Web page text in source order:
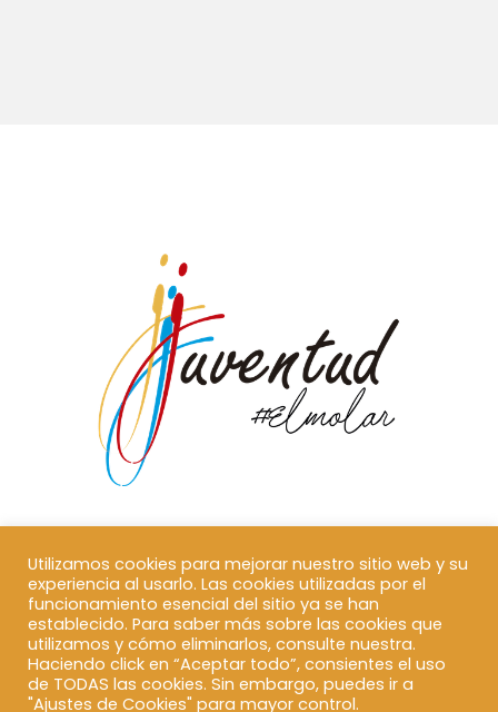
Utilizamos cookies para mejorar nuestro sitio web y su
experiencia al usarlo. Las cookies utilizadas por el
funcionamiento esencial del sitio ya se han
establecido. Para saber más sobre las cookies que
utilizamos y cómo eliminarlos, consulte nuestra.
Haciendo click en “Aceptar todo”, consientes el uso
de TODAS las cookies. Sin embargo, puedes ir a
"Ajustes de Cookies" para mayor control.